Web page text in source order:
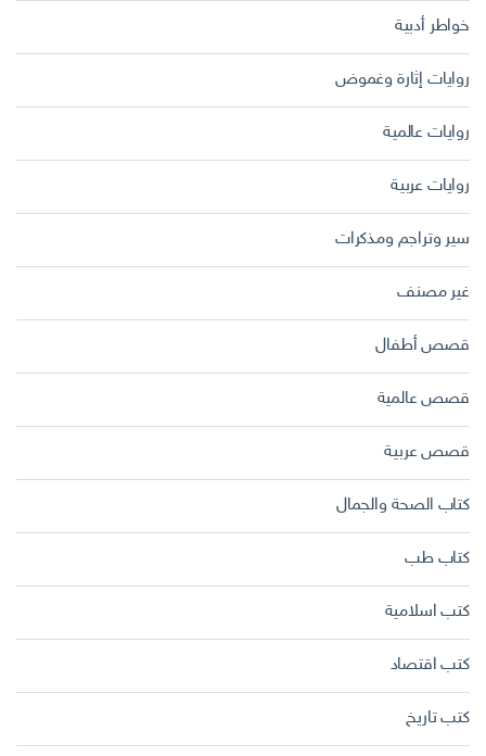
خواطر أدبية
روايات إثارة وغموض
روايات عالمية
روايات عربية
سير وتراجم ومذكرات
غير مصنف
قصص أطفال
قصص عالمية
قصص عربية
كتاب الصحة والجمال
كتاب طب
كتب اسلامية
كتب اقتصاد
كتب تاريخ